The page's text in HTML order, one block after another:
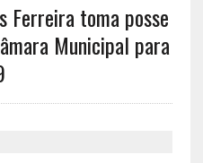
Ferreira toma posse
Municipal para